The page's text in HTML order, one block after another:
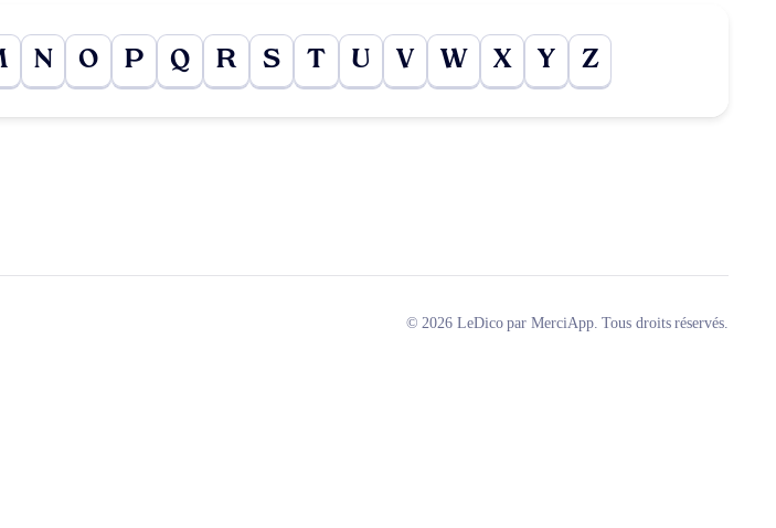
N O P Q R S T U V W X Y Z
© 2026 LeDico par MerciApp. Tous droits réservés.